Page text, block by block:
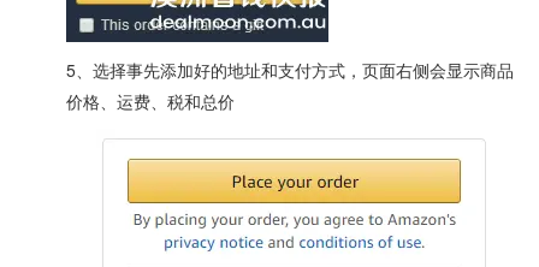
5、选择事先添加好的地址和支付方式，页面右侧会显示商品
价格、运费、税和总价